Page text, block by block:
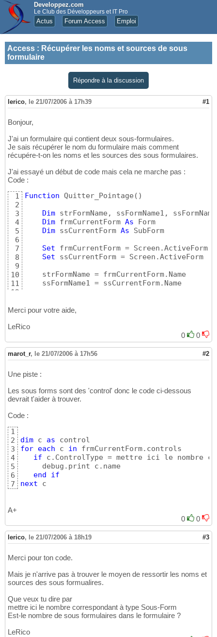
Developpez.com
Le Club des Développeurs et IT Pro
Actus Forum Access Emploi
Access : Récupérer les noms et sources de sous
formulaire
Répondre à la discussion
lerico, le 21/07/2006 à 17h39 #1
Bonjour,
J'ai un formulaire qui contient deux sous-formulaires.
Je sais récupérer le nom du formulaire mais comment
récupére-t-on les noms et les sources des sous formulaires.
J'ai essayé un début de code mais cela ne marche pas :
Code :
1
2
3
4
5
6
7
8
9
10
11
12
14
Function Quitter_Pointage ( )
Dim strFormName, ssFormName1,
Dim frmCurrentForm As Form
Dim ssCurrentForm As SubForm
Set frmCurrentForm = Screen.ActiveForm
Set ssCurrentForm = Screen.ActiveForm
    strFormName = frmCurrentForm.Name
    ssFormName1 = ssCurrentForm.Name
Merci pour votre aide,
LeRico
0
0
marot_r, le 21/07/2006 à 17h56 #2
Une piste :
Les sous forms sont des 'control' donc le code ci-dessous
devrait t'aider à trouver.
Code :
1
2
3
4
5
6
7
dim c as
for each c in frmCurrentForm.controls
if c.ControlType = mettre ici le nombre
     debug.print c.name
end
if
next c
A+
0
0
lerico, le 21/07/2006 à 18h19 #3
Merci pour ton code.
Mais je n'arrive pas à trouver le moyen de ressortir les noms et
sources des sous formualires.
Que veux tu dire par
mettre ici le nombre correspondant à type Sous-Form
Est-le nombre de sous formulaires dans le formulaire ?
LeRico